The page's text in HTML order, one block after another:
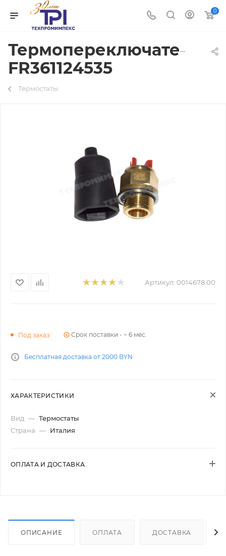
0
Термопереключатель
FR361124535
Термостаты
Артикул: 0014678.00
Под заказ Срок поставки - ~ 6 мес.
Бесплатная доставка от 2000 BYN
ХАРАКТЕРИСТИКИ
Вид — Термостаты
Страна — Италия
ОПЛАТА И ДОСТАВКА
ОПИСАНИЕ ОПЛАТА ДОСТАВКА